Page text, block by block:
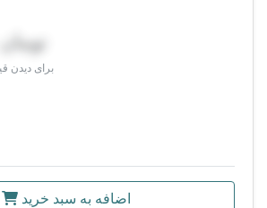
۷۳,۵۰۰,۰۰۰ تومان
برای دیدن
اضافه به سبد خرید